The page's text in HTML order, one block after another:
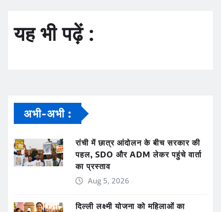
यह भी पढ़ें :
अभी-अभी :
रांची में छात्र आंदोलन के बीच सरकार की
पहल, SDO और ADM लेकर पहुंचे वार्ता
का प्रस्ताव
Aug 5, 2026
दिल्ली लक्ष्मी योजना को महिलाओं का